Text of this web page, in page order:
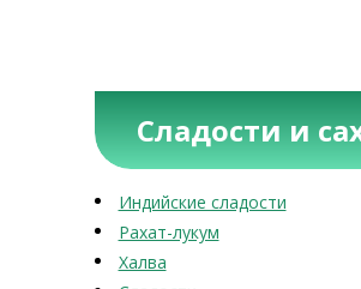
Сладости и
Индийские сладости
Рахат-лукум
Халва